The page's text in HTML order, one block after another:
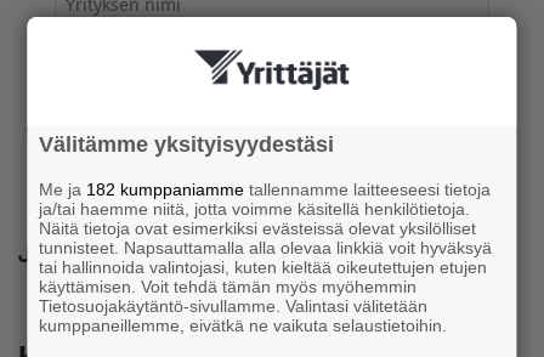
Lataamalla oppaan annat suostumuksesi Yrittäjille olla sinuun
yhteydessä ja lähettää sinulle sähköistä markkinointiviestintää.
Jaa
Välitämme yksityisyydestäsi
Me ja 182 kumppaniamme tallennamme laitteeseesi tietoja
ja/tai haemme niitä, jotta voimme käsitellä henkilötietoja.
Näitä tietoja ovat esimerkiksi evästeissä olevat yksilölliset
tunnisteet. Napsauttamalla alla olevaa linkkiä voit hyväksyä
tai hallinnoida valintojasi, kuten kieltää oikeutettujen etujen
käyttämisen. Voit tehdä tämän myös myöhemmin
Tietosuojakäytäntö-sivullamme. Valintasi välitetään
kumppaneillemme, eivätkä ne vaikuta selaustietoihin.